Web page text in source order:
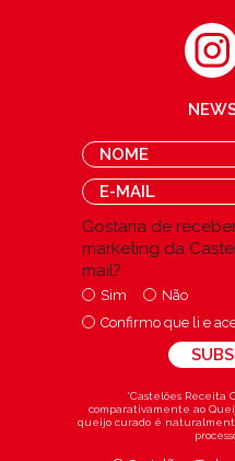
Gostaria de
marketing da
mail?
Sim
Não
Confirmo que li e
*Castelões Receita
comparativamente ao
queijo curado é